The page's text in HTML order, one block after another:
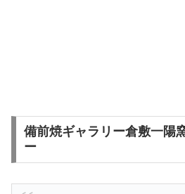
備前焼ギャラリー倉敷一陽
ー